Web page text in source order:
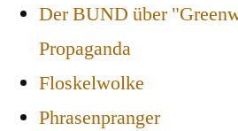
Der BUND über
Propaganda
Floskelwolke
Phrasenpranger